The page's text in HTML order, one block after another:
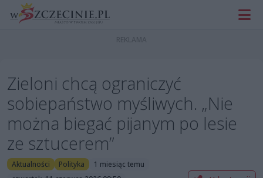
Zieloni chcą ograniczyć
sobiepaństwo myśliwych. „Nie
można biegać pijanym po lesie
ze sztucerem”
Aktualności Polityka
1 miesiąc temu